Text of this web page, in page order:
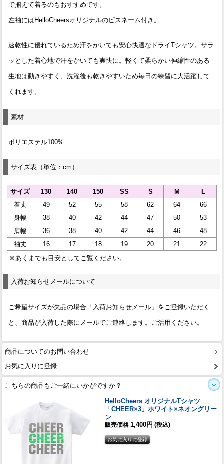
で揃えて着るのもおすすめです。
左袖にはHelloCheersオリジナルのピスネーム付き。
速乾性に優れているため汗をかいても安心快適なドライTシャツ。サラ
ッとした着心地で汗をかいても爽快に。軽くて柔らかい伸縮性のある
生地は動きやすく、洗濯後も乾きやすいため毎日の練習に大活躍して
くれます。
素材
ポリエステル100%
サイズ表（単位：cm）
サイズ 130 140 150 SS S M
L
着丈
49 52 55 58 62 64
66
身幅
38 40 42 44 47 50
53
肩幅
36 38 40 42 44 46
48
袖丈
16 17 18 19 20 21
22
※あくまでも目安としてご覧ください。
入荷お知らせメールについて
ご希望サイズが欠品の場合「入荷お知らせメール」をご登録いただく
と、商品が入荷した際にメールでご連絡します。ご活用ください。
商品についてのお問い合わせ
お気に入りに登録
こちらの商品もご一緒にいかがですか？
HelloCheers オリジナルTシャツ
「CHEER×3」ホワイト×ネオングリー
ン
販売価格 1,400円 (税込)